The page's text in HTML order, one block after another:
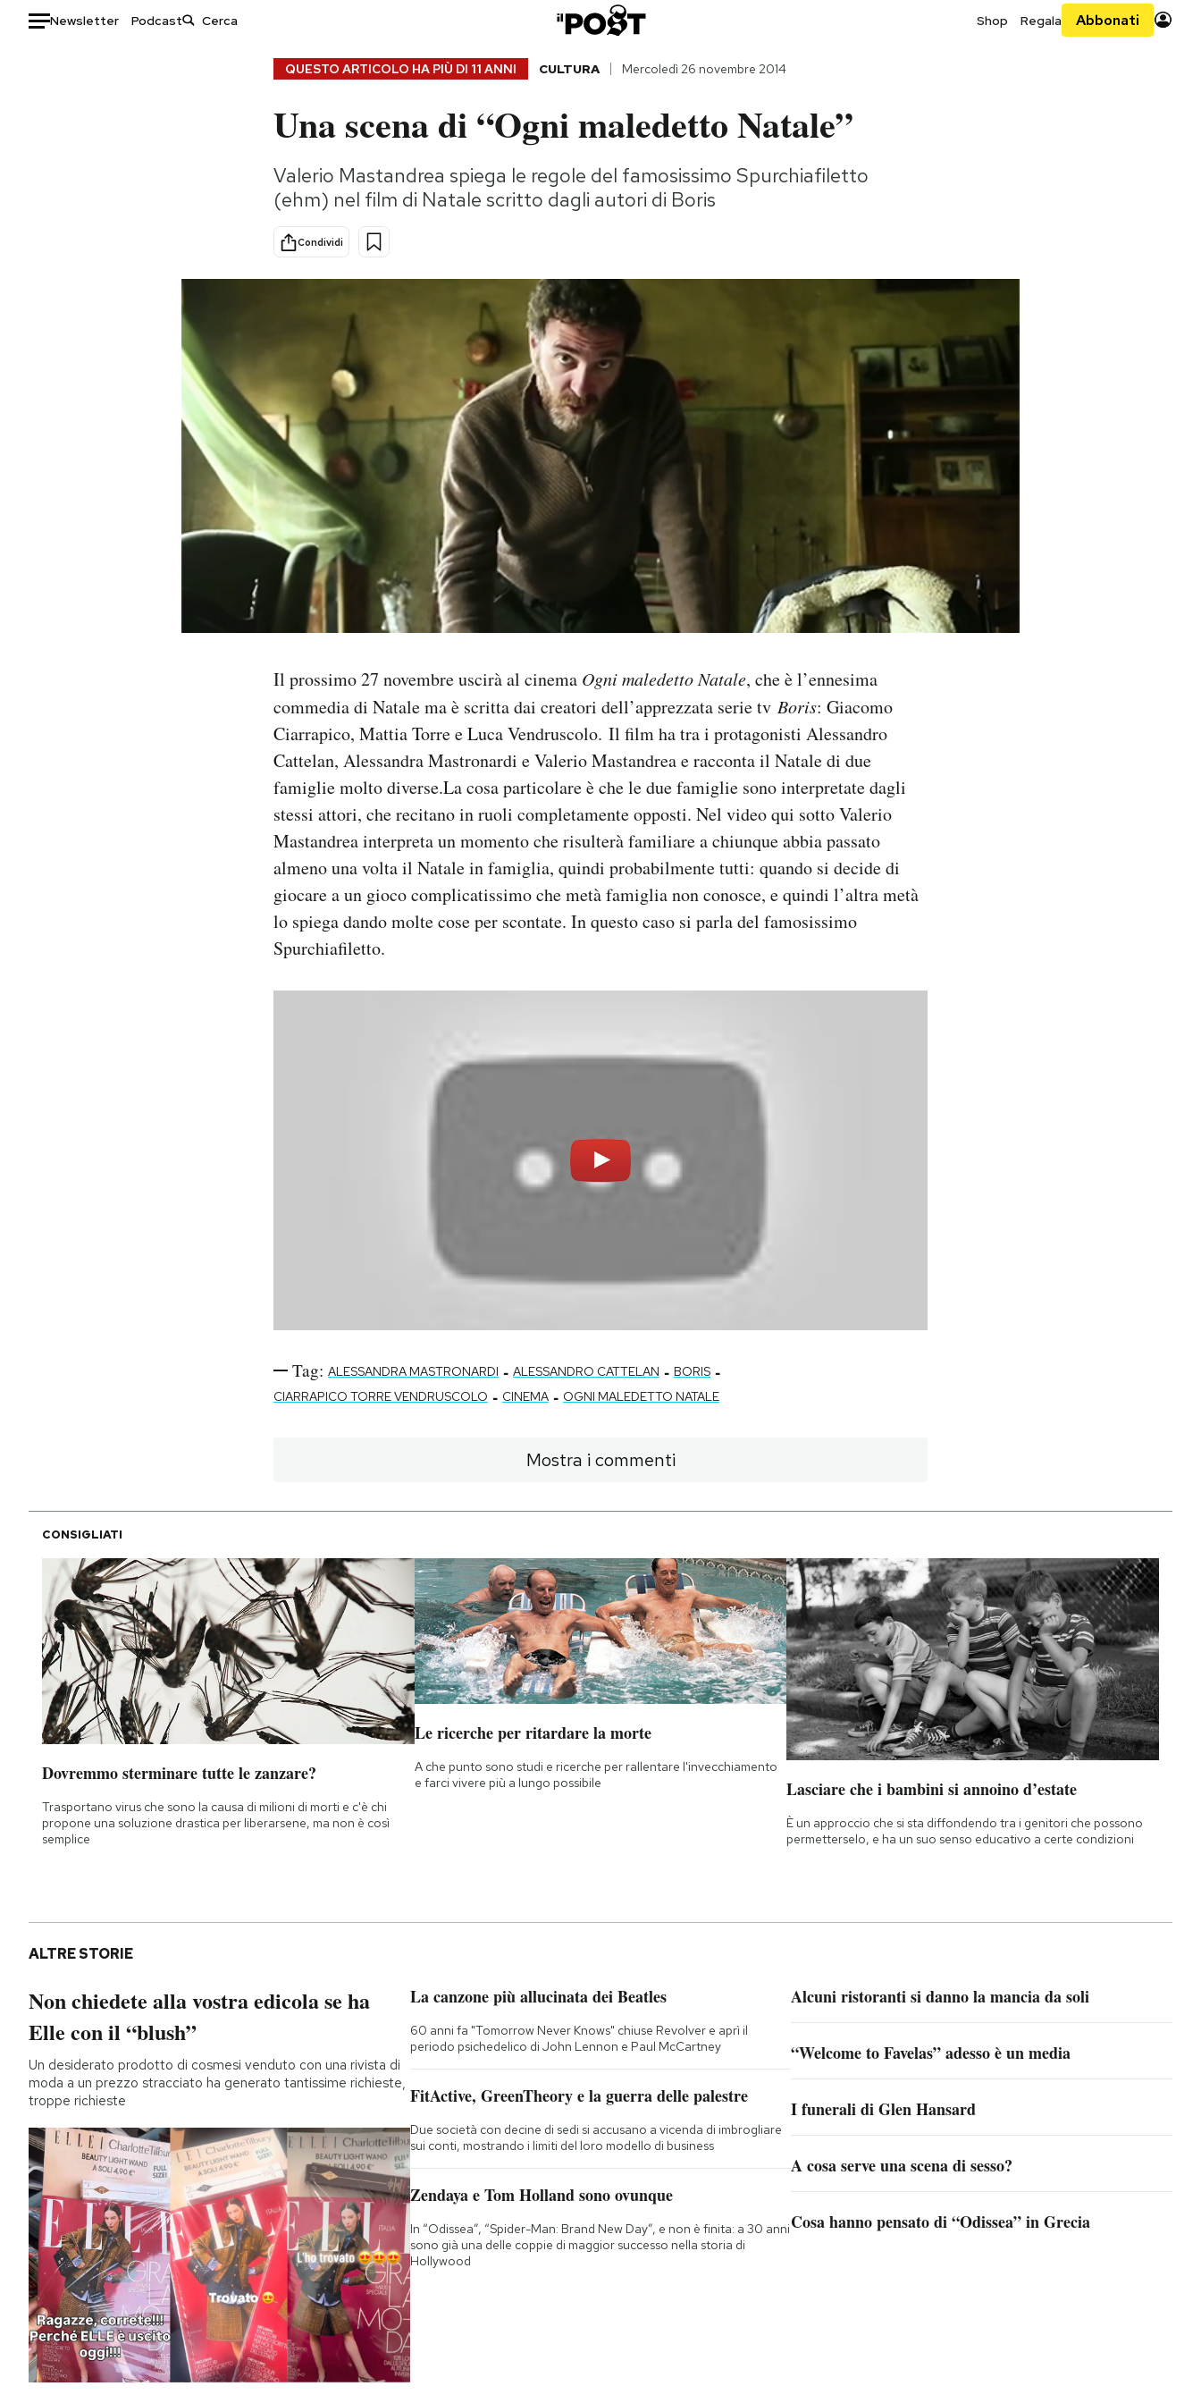
Newsletter Podcast Shop Regala Abbonati
Consumismi
Storie/Idee
Ok Boomer!
Media
QUESTO ARTICOLO HA PIÙ DI 11 ANNI CULTURA Mercoledì 26 novembre 2014
Una scena di “Ogni maledetto Natale”
Valerio Mastandrea spiega le regole del famosissimo Spurchiafiletto
(ehm) nel film di Natale scritto dagli autori di Boris
Condividi
Il prossimo 27 novembre uscirà al cinema Ogni maledetto Natale, che è l’ennesima
commedia di Natale ma è scritta dai creatori dell’apprezzata serie tv Boris: Giacomo
Ciarrapico, Mattia Torre e Luca Vendruscolo. Il film ha tra i protagonisti Alessandro
Cattelan, Alessandra Mastronardi e Valerio Mastandrea e racconta il Natale di due
famiglie molto diverse.La cosa particolare è che le due famiglie sono interpretate dagli
stessi attori, che recitano in ruoli completamente opposti. Nel video qui sotto Valerio
Mastandrea interpreta un momento che risulterà familiare a chiunque abbia passato
almeno una volta il Natale in famiglia, quindi probabilmente tutti: quando si decide di
giocare a un gioco complicatissimo che metà famiglia non conosce, e quindi l’altra metà
lo spiega dando molte cose per scontate. In questo caso si parla del famosissimo
Spurchiafiletto.
Tag: ALESSANDRA MASTRONARDI - ALESSANDRO CATTELAN - BORIS -
CIARRAPICO TORRE VENDRUSCOLO - CINEMA - OGNI MALEDETTO NATALE
Mostra i commenti
CONSIGLIATI
Dovremmo sterminare tutte le zanzare?
Trasportano virus che sono la causa di milioni di morti e c'è chi
propone una soluzione drastica per liberarsene, ma non è così
semplice
Le ricerche per ritardare la morte
A che punto sono studi e ricerche per rallentare l'invecchiamento
e farci vivere più a lungo possibile
Lasciare che i bambini si annoino d’estate
È un approccio che si sta diffondendo tra i genitori che possono
permetterselo, e ha un suo senso educativo a certe condizioni
ALTRE STORIE
Non chiedete alla vostra edicola se ha
Elle con il “blush”
Un desiderato prodotto di cosmesi venduto con una rivista di
moda a un prezzo stracciato ha generato tantissime richieste,
troppe richieste
La canzone più allucinata dei Beatles
60 anni fa "Tomorrow Never Knows" chiuse Revolver e aprì il
periodo psichedelico di John Lennon e Paul McCartney
FitActive, GreenTheory e la guerra delle palestre
Due società con decine di sedi si accusano a vicenda di imbrogliare
sui conti, mostrando i limiti del loro modello di business
Zendaya e Tom Holland sono ovunque
In “Odissea”, “Spider-Man: Brand New Day”, e non è finita: a 30 anni
sono già una delle coppie di maggior successo nella storia di
Hollywood
Alcuni ristoranti si danno la mancia da soli
“Welcome to Favelas” adesso è un media
I funerali di Glen Hansard
A cosa serve una scena di sesso?
Cosa hanno pensato di “Odissea” in Grecia